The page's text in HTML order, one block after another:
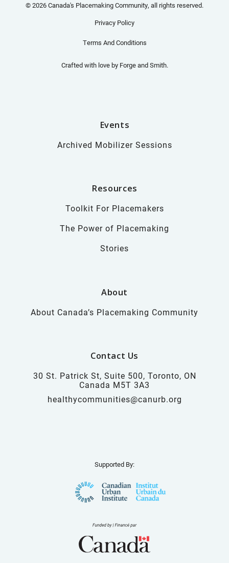
© 2026 Canada's Placemaking Community, all rights reserved.
Privacy Policy
Terms And Conditions
Crafted with love by Forge and Smith.
Events
Archived Mobilizer Sessions
Resources
Toolkit For Placemakers
The Power of Placemaking
Stories
About
About Canada’s Placemaking Community
Contact Us
30 St. Patrick St, Suite 500, Toronto, ON
Canada M5T 3A3
healthycommunities@canurb.org
Supported By: